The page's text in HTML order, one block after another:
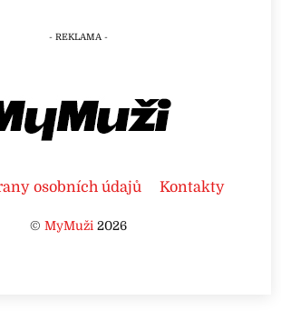
osobních údajů Kontakty
© MyMuži 2026